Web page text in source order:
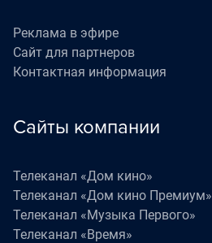
Реклама в эфире
Сайт для партнеров
Контактная информация
Сайты компании
Телеканал «Дом кино»
Телеканал «Дом кино Премиум»
Телеканал «Музыка Первого»
Телеканал «Время»